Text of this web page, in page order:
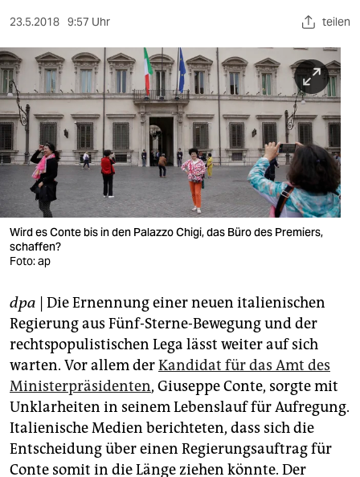
sport
berlin
nord
wahrheit
verlag
verlag
veranstaltungen
shop
fragen & hilfe
unterstützen
abo
genossenschaft
epaper login
23.5.2018 9:57 Uhr teilen
Wird es Conte bis in den Palazzo Chigi, das Büro des Premiers,
schaffen?
Foto: ap
dpa | Die Ernennung einer neuen italienischen
Regierung aus Fünf-Sterne-Bewegung und der
rechtspopulistischen Lega lässt weiter auf sich
warten. Vor allem derKandidat für das Amt des
Ministerpräsidenten, Giuseppe Conte, sorgte mit
Unklarheiten in seinem Lebenslauf für Aufregung.
Italienische Medien berichteten, dass sich die
Entscheidung über einen Regierungsauftrag für
Conte somit in die Länge ziehen könnte. Der